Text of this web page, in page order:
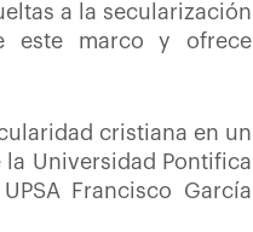
a la secularización
este marco y ofrece
cristiana en un
Universidad Pontifica
Francisco García